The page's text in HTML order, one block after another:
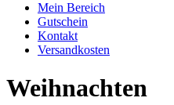
Mein Bereich
Gutschein
Kontakt
Versandkosten
Weihnachten